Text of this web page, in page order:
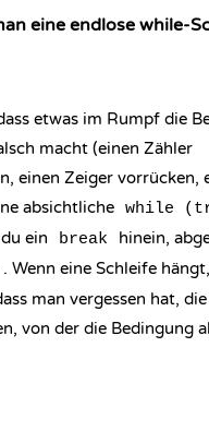
eine endlose while-
etwas im Rumpf die
macht (einen Zähler
einen Zeiger vorrücken,
absichtliche while
ein
break
hinein,
. Wenn eine Schleife
man vergessen hat,
von der die Bedingung